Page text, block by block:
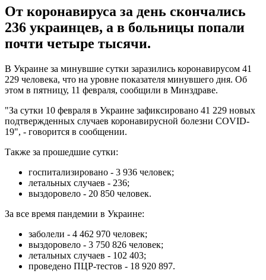
От коронавируса за день скончались
236 украинцев, а в больницы попали
почти четыре тысячи.
В Украине за минувшие сутки заразились коронавирусом 41
229 человека, что на уровне показателя минувшего дня. Об
этом в пятницу, 11 февраля, сообщили в Минздраве.
"За сутки 10 февраля в Украине зафиксировано 41 229 новых
подтвержденных случаев коронавирусной болезни COVID-
19", - говорится в сообщении.
Также за прошедшие сутки:
госпитализировано - 3 936 человек;
летальных случаев - 236;
выздоровело - 20 850 человек.
За все время пандемии в Украине:
заболели - 4 462 970 человек;
выздоровело - 3 750 826 человек;
летальных случаев - 102 403;
проведено ПЦР-тестов - 18 920 897.